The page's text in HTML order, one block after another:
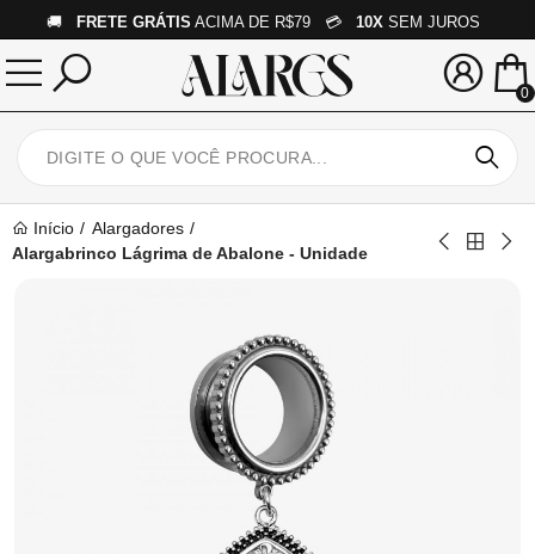
🚚 FRETE GRÁTIS ACIMA DE R$79 💳 10X SEM JUROS
0
Início
Alargadores
Alargabrinco Lágrima de Abalone - Unidade